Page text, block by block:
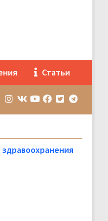
Статьи